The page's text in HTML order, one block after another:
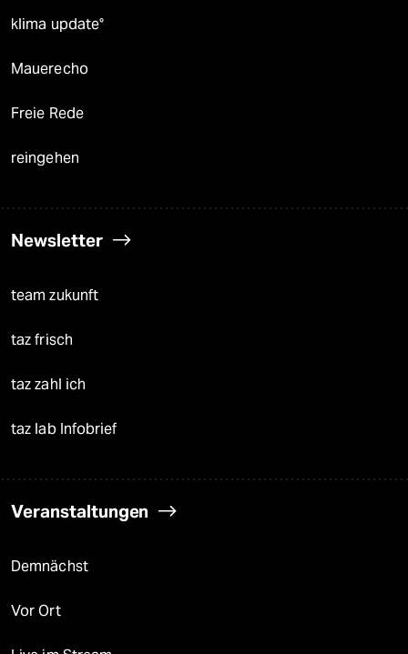
klima update°
Mauerecho
Freie Rede
reingehen
Newsletter
team zukunft
taz frisch
taz zahl ich
taz lab Infobrief
Veranstaltungen
Demnächst
Vor Ort